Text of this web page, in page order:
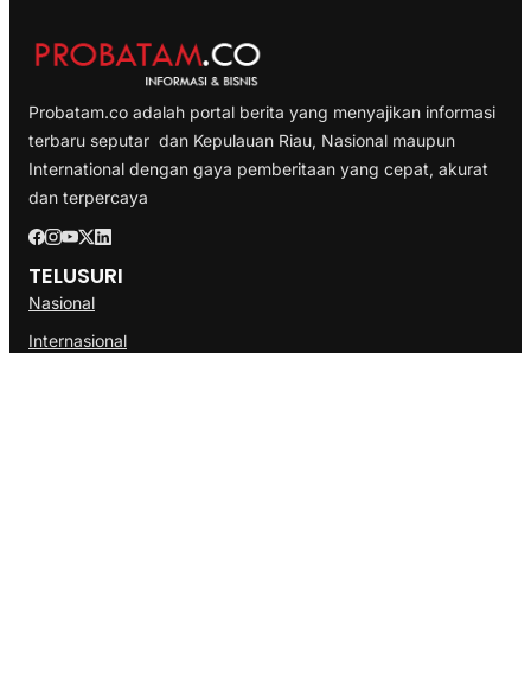
Probatam.co adalah portal berita yang menyajikan informasi
terbaru seputar dan Kepulauan Riau, Nasional maupun
International dengan gaya pemberitaan yang cepat, akurat
dan terpercaya
TELUSURI
Nasional
Internasional